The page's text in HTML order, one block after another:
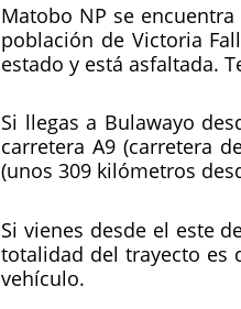
Matobo NP se
población de Victoria
estado y está asfaltada.
Si llegas a Bulawayo
carretera A9 (carretera
(unos 309 kilómetros
Si vienes desde el este
totalidad del trayecto es
vehículo.